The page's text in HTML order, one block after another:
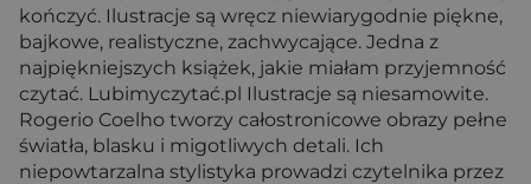
kończyć. Ilustracje są wręcz niewiarygodnie piękne,
bajkowe, realistyczne, zachwycające. Jedna z
najpiękniejszych książek, jakie miałam przyjemność
czytać. Lubimyczytać.pl Ilustracje są niesamowite.
Rogerio Coelho tworzy całostronicowe obrazy pełne
światła, blasku i migotliwych detali. Ich
niepowtarzalna stylistyka prowadzi czytelnika przez